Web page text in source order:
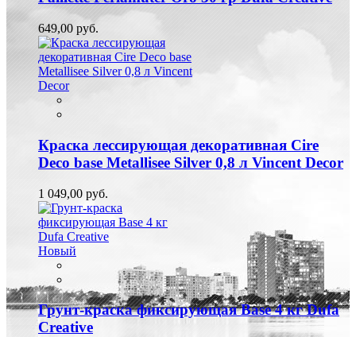
649,00 руб.
Краска лессирующая декоративная Cire
Deco base Metallisee Silver 0,8 л Vincent Decor
1 049,00 руб.
Новый
Грунт-краска фиксирующая Base 4 кг Dufa
Creative